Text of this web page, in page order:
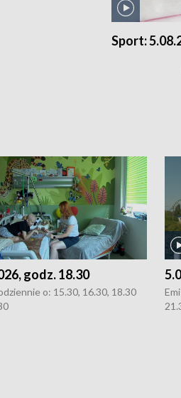
Sport:
godz. 18.30
o: 15.30, 16.30, 18.30